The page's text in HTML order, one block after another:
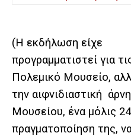
(Η εκδήλωση είχε
προγραμματιστεί για
Πολεμικό Μουσείο,
την αιφνιδιαστική
Μουσείου, ένα μόλις
πραγματοποίηση της,